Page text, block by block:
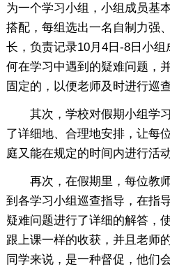
为一个学习小组，小组成员基
搭配，每组选出一名自制力强
长，负责记录10月4日-8日小
何在学习中遇到的疑难问题，
固定的，以便老师及时进行巡查
其次，学校对假期小组学习
了详细地、合理地安排，让每
庭又能在规定的时间内进行活动
再次，在假期里，每位教师
到各学习小组巡查指导，在指
疑难问题进行了详细的解答，
跟上课一样的收获，并且老师
同学来说，是一种督促，他们